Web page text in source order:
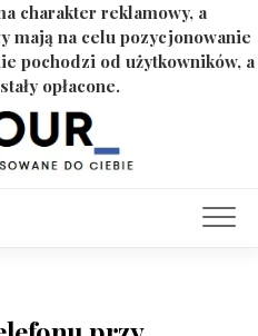
charakter reklamowy, a
mają na celu pozycjonowanie
pochodzi od użytkowników, a
opłacone.